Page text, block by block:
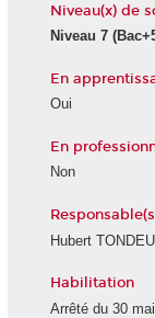
Niveau(x) de
Niveau 7
En
Oui
En
Non
Hubert
Habilitation
Arrêté du 30